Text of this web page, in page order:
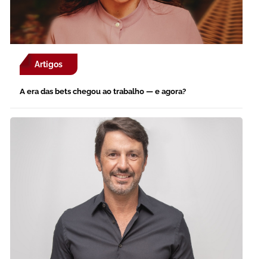
Artigos
A era das bets chegou ao trabalho — e agora?